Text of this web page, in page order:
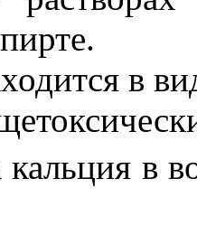
в
кальция в